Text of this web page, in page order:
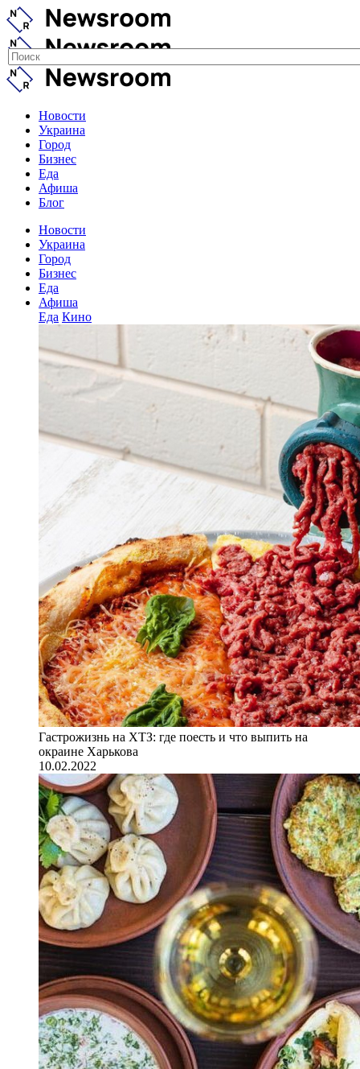
Новости
Украина
Город
Бизнес
Еда
Афиша
Блог
Новости
Украина
Город
Бизнес
Еда
Афиша
Еда Кино
Гастрожизнь на ХТЗ: где поесть и что выпить на
окраине Харькова
10.02.2022